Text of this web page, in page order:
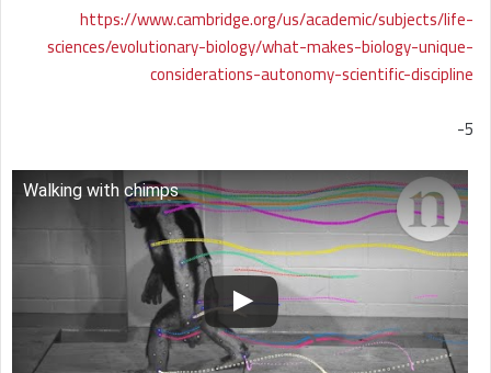
https://www.cambridge.org/us/academic/subjects/life-
sciences/evolutionary-biology/what-makes-biology-unique-
considerations-autonomy-scientific-discipline
5-
Walking with chimps